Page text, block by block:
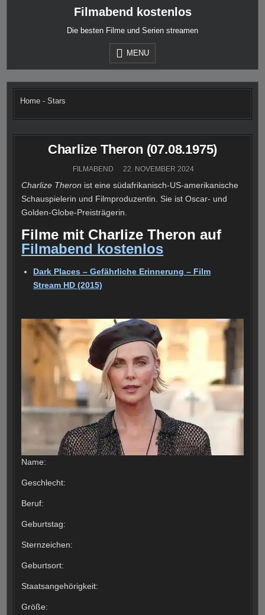
Filmabend kostenlos
Die besten Filme und Serien streamen
MENU
Home -Stars
Charlize Theron (07.08.1975)
FILMABEND 22. NOVEMBER 2024
Charlize Theron ist eine südafrikanisch-US-amerikanische
Schauspielerin und Filmproduzentin. Sie ist Oscar- und
Golden-Globe-Preisträgerin.
Filme mit Charlize Theron auf
Filmabend kostenlos
Dark Places – Gefährliche Erinnerung – Film
Stream HD (2015)
Name:
Geschlecht:
Beruf:
Geburtstag:
Sternzeichen:
Geburtsort:
Staatsangehörigkeit:
Größe: